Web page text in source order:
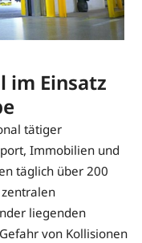
im Einsatz
tätiger
Immobilien und
täglich über 200
liegenden
von Kollisionen